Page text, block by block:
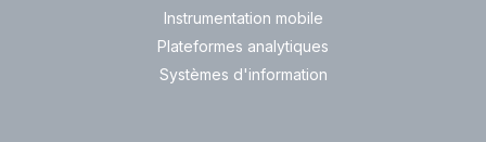
Instrumentation mobile
Plateformes analytiques
Systèmes d'information